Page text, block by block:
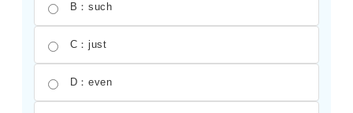
B：such
C：just
D：even